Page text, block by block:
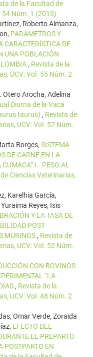
de la Facultad de
54 Núm. 1 (2013)
Roberto Almanza,
PARÁMETROS Y
CARACTERÍSTICA DE
UNA POBLACIÓN
, Revista de la
UCV: Vol. 55 Núm. 2
Otero Arocha, Adelina
Diurna de la Vaca
taurus) , Revista de
UCV: Vol. 57 Núm.
Borges, SISTEMA
DE CARNE EN LA
I.- PESO AL
Ciencias Veterinarias,
Karelhia García,
Reyes, Isis
Y LA TASA DE
POST
MURINOS, Revista de
UCV: Vol. 52 Núm.
CON BOVINOS
“LA
, Revista de la
UCV: Vol. 48 Núm. 2
Omar Verde, Zoraida
EFECTO DEL
EL PREPARTO
POSTPARTO EN